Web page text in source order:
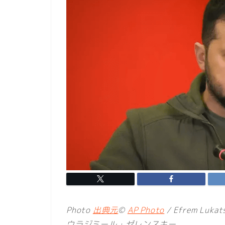
Photo 出典元© AP Photo / Efrem